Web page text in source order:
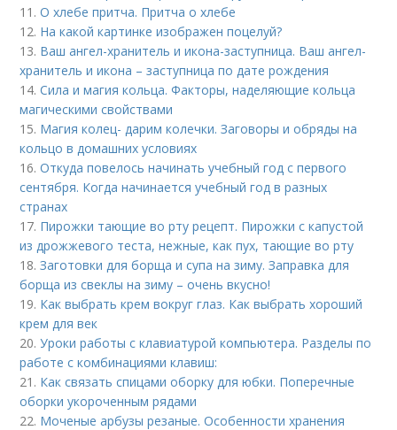
11.О хлебе притча. Притча о хлебе
12. На какой картинке изображен поцелуй?
13. Ваш ангел-хранитель и икона-заступница. Ваш ангел-
хранитель и икона – заступница по дате рождения
14.Сила и магия кольца. Факторы, наделяющие кольца
магическими свойствами
15. Магия колец- дарим колечки. Заговоры и обряды на
кольцо в домашних условиях
16.Откуда повелось начинать учебный год с первого
сентября. Когда начинается учебный год в разных
странах
17. Пирожки тающие во рту рецепт. Пирожки с капустой
из дрожжевого теста, нежные, как пух, тающие во рту
18.Заготовки для борща и супа на зиму. Заправка для
борща из свеклы на зиму – очень вкусно!
19. Как выбрать крем вокруг глаз. Как выбрать хороший
крем для век
20.Уроки работы с клавиатурой компьютера. Разделы по
работе с комбинациями клавиш:
21. Как связать спицами оборку для юбки. Поперечные
оборки укороченным рядами
22. Моченые арбузы резаные. Особенности хранения